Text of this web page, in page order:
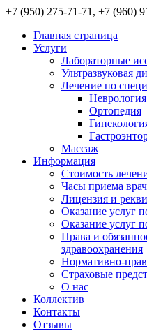
+7 (950) 275-71-71, +7 (960)
Главная страница
Услуги
Лабораторные
Ультразвуковая
Лечение по
Неврология
Ортопедия
Массаж
Информация
Стоимость
Часы приема
Лицензия и
Оказание услуг
Оказание услуг
Права и
здравоохранения
Нормативно-
Страховые
О нас
Коллектив
Контакты
Отзывы